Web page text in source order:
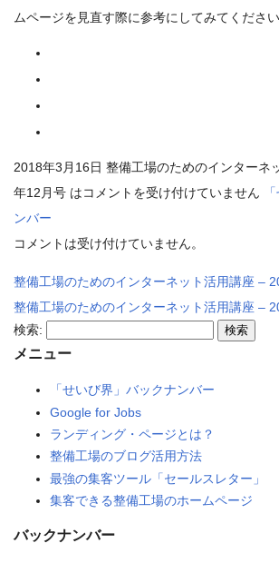
ムページを見直す際に参考にしてみてください
2018年3月16日 整備工場のためのインターネ
年12月号 はコメントを受け付けていません
ンバー
コメントは受け付けていません。
整備工場のためのインターネット活用講座 –
整備工場のためのインターネット活用講座 –
検索:
メニュー
「せいび界」バックナンバー
Google for Jobs
ランディング・ページとは？
整備工場のブログ活用方法
最強の集客ツール「セールスレター」
集客できる整備工場のホームページ
バックナンバー